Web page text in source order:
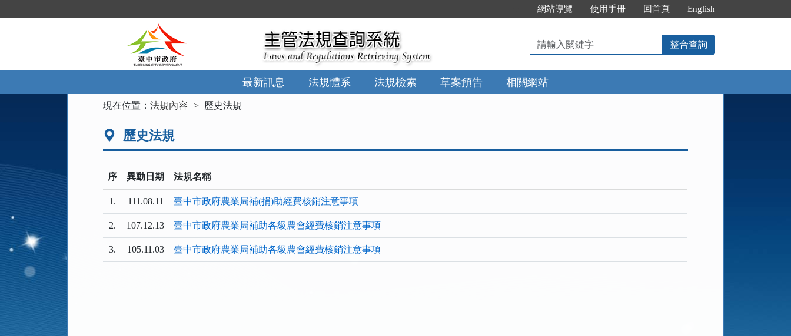
到
網站導覽 使用手冊 回首頁 English
請
輸
入
關
鍵
整合查詢
最新訊息 法規體系 法規檢索 草案預告 相關網站
現在位置：法規內容 歷史法規
歷史法規
序 異動日期 法規名稱
1. 111.08.11 臺中市政府農業局補(捐)助經費核銷注意事項
2. 107.12.13 臺中市政府農業局補助各級農會經費核銷注意事項
3. 105.11.03 臺中市政府農業局補助各級農會經費核銷注意事項